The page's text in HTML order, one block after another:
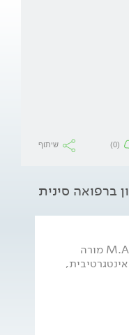
(0) שיתוף
ברפואה סינית
מיכל שלזינגר  M.A DIP AC מורה